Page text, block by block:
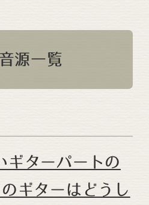
源一覧
ギターパートの
ギターはどうし